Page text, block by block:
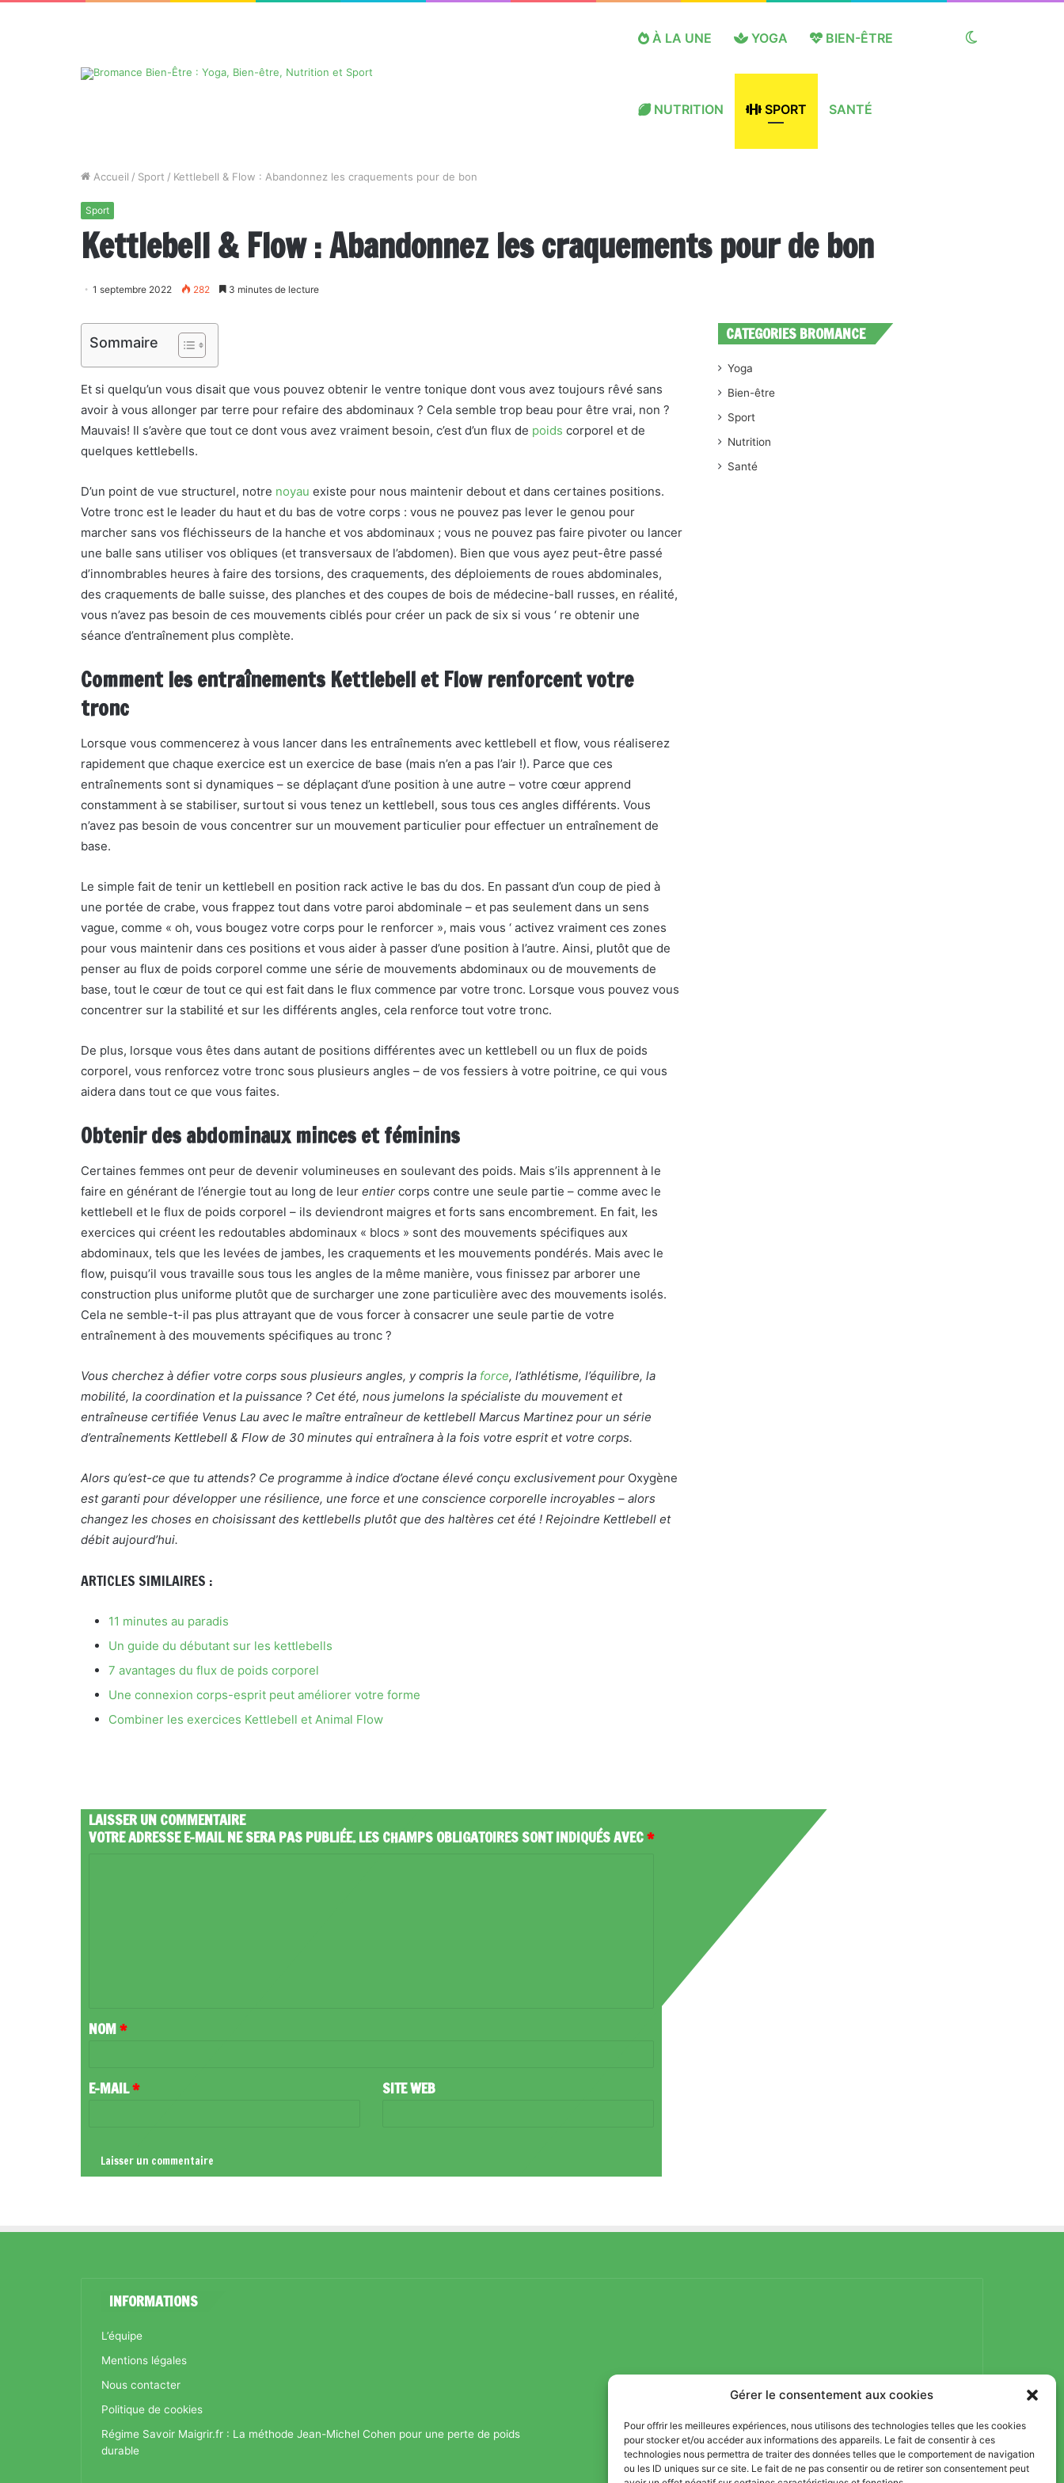
Gérer le consentement aux cookies
Pour offrir les meilleures expériences, nous utilisons des technologies telles que les cookies
pour stocker et/ou accéder aux informations des appareils. Le fait de consentir à ces
technologies nous permettra de traiter des données telles que le comportement de navigation
ou les ID uniques sur ce site. Le fait de ne pas consentir ou de retirer son consentement peut
À LA UNE YOGA BIEN-ÊTRE
NUTRITION SPORT SANTÉ
Accueil / Sport / Kettlebell & Flow : Abandonnez les craquements pour de bon
Sport
Kettlebell & Flow : Abandonnez les craquements pour de bon
1 septembre 2022 282 3 minutes de lecture
Sommaire
Et si quelqu’un vous disait que vous pouvez obtenir le ventre tonique dont vous avez toujours rêvé sans
avoir à vous allonger par terre pour refaire des abdominaux ? Cela semble trop beau pour être vrai, non ?
Mauvais! Il s’avère que tout ce dont vous avez vraiment besoin, c’est d’un flux de poids corporel et de
quelques kettlebells.
D’un point de vue structurel, notre noyau existe pour nous maintenir debout et dans certaines positions.
Votre tronc est le leader du haut et du bas de votre corps : vous ne pouvez pas lever le genou pour
marcher sans vos fléchisseurs de la hanche et vos abdominaux ; vous ne pouvez pas faire pivoter ou lancer
une balle sans utiliser vos obliques (et transversaux de l’abdomen). Bien que vous ayez peut-être passé
d’innombrables heures à faire des torsions, des craquements, des déploiements de roues abdominales,
des craquements de balle suisse, des planches et des coupes de bois de médecine-ball russes, en réalité,
vous n’avez pas besoin de ces mouvements ciblés pour créer un pack de six si vous ‘ re obtenir une
séance d’entraînement plus complète.
Comment les entraînements Kettlebell et Flow renforcent votre
tronc
Lorsque vous commencerez à vous lancer dans les entraînements avec kettlebell et flow, vous réaliserez
rapidement que chaque exercice est un exercice de base (mais n’en a pas l’air !). Parce que ces
entraînements sont si dynamiques – se déplaçant d’une position à une autre – votre cœur apprend
constamment à se stabiliser, surtout si vous tenez un kettlebell, sous tous ces angles différents. Vous
n’avez pas besoin de vous concentrer sur un mouvement particulier pour effectuer un entraînement de
base.
Le simple fait de tenir un kettlebell en position rack active le bas du dos. En passant d’un coup de pied à
une portée de crabe, vous frappez tout dans votre paroi abdominale – et pas seulement dans un sens
vague, comme « oh, vous bougez votre corps pour le renforcer », mais vous ‘ activez vraiment ces zones
pour vous maintenir dans ces positions et vous aider à passer d’une position à l’autre. Ainsi, plutôt que de
penser au flux de poids corporel comme une série de mouvements abdominaux ou de mouvements de
base, tout le cœur de tout ce qui est fait dans le flux commence par votre tronc. Lorsque vous pouvez vous
concentrer sur la stabilité et sur les différents angles, cela renforce tout votre tronc.
De plus, lorsque vous êtes dans autant de positions différentes avec un kettlebell ou un flux de poids
corporel, vous renforcez votre tronc sous plusieurs angles – de vos fessiers à votre poitrine, ce qui vous
aidera dans tout ce que vous faites.
Obtenir des abdominaux minces et féminins
Certaines femmes ont peur de devenir volumineuses en soulevant des poids. Mais s’ils apprennent à le
faire en générant de l’énergie tout au long de leur entier corps contre une seule partie – comme avec le
kettlebell et le flux de poids corporel – ils deviendront maigres et forts sans encombrement. En fait, les
exercices qui créent les redoutables abdominaux « blocs » sont des mouvements spécifiques aux
abdominaux, tels que les levées de jambes, les craquements et les mouvements pondérés. Mais avec le
flow, puisqu’il vous travaille sous tous les angles de la même manière, vous finissez par arborer une
construction plus uniforme plutôt que de surcharger une zone particulière avec des mouvements isolés.
Cela ne semble-t-il pas plus attrayant que de vous forcer à consacrer une seule partie de votre
entraînement à des mouvements spécifiques au tronc ?
Vous cherchez à défier votre corps sous plusieurs angles, y compris la force, l’athlétisme, l’équilibre, la
mobilité, la coordination et la puissance ? Cet été, nous jumelons la spécialiste du mouvement et
entraîneuse certifiée Venus Lau avec le maître entraîneur de kettlebell Marcus Martinez pour un série
d’entraînements Kettlebell & Flow de 30 minutes qui entraînera à la fois votre esprit et votre corps.
Alors qu’est-ce que tu attends? Ce programme à indice d’octane élevé conçu exclusivement pour Oxygène
est garanti pour développer une résilience, une force et une conscience corporelle incroyables – alors
changez les choses en choisissant des kettlebells plutôt que des haltères cet été ! Rejoindre Kettlebell et
débitaujourd’hui.
ARTICLES SIMILAIRES :
11 minutes au paradis
Un guide du débutant sur les kettlebells
7 avantages du flux de poids corporel
Une connexion corps-esprit peut améliorer votre forme
Combiner les exercices Kettlebell et Animal Flow
LAISSER UN COMMENTAIRE
VOTRE ADRESSE E-MAIL NE SERA PAS PUBLIÉE.LES CHAMPS OBLIGATOIRES SONT INDIQUÉS AVEC*
A
R
NOM*
E-MAIL* SITE WEB
CATEGORIES BROMANCE
Yoga
Bien-être
Sport
Nutrition
Santé
INFORMATIONS
L’équipe
Mentions légales
Nous contacter
Politique de cookies
Régime Savoir Maigrir.fr : La méthode Jean-Michel Cohen pour une perte de poids
durable